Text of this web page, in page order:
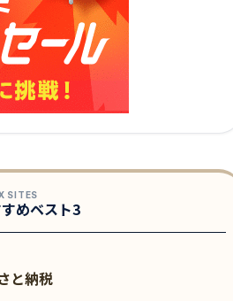
SITES
めベスト3
と納税